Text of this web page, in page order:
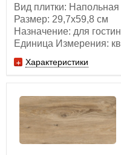
Вид плитки: Напольная
Размер: 29,7х59,8 см
Назначение: для
Единица Измерения:
Характеристики